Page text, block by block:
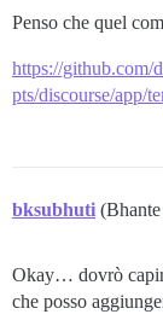
Penso che quel
https://github.com/
pts/discourse/app/
bksubhuti
Okay… dovrò
che posso